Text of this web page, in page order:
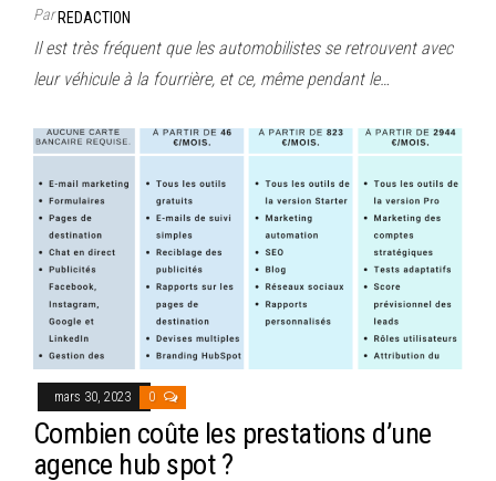
ParREDACTION
Il est très fréquent que les automobilistes se retrouvent avec
leur véhicule à la fourrière, et ce, même pendant le…
mars 30, 2023 0
Combien coûte les prestations d’une
agence hub spot ?